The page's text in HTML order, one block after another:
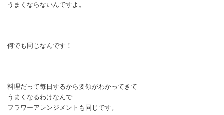
うまくならないんですよ。
何でも同じなんです！
料理だって毎日するから要領がわかってきて
うまくなるわけなんで
フラワーアレンジメントも同じです。